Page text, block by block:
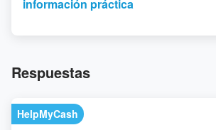
información práctica
Respuestas
HelpMyCash